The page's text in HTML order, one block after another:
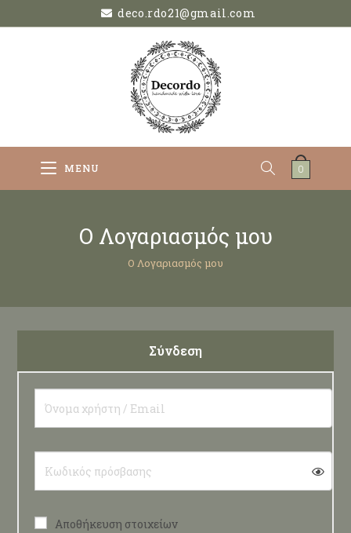
deco.rdo21@gmail.com
0
MENU
Ο Λογαριασμός μου
Ο Λογαριασμός μου
Σύνδεση
Αποθήκευση στοιχείων